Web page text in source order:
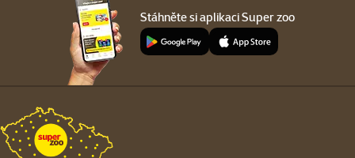
Stáhněte si aplikaci Super zoo